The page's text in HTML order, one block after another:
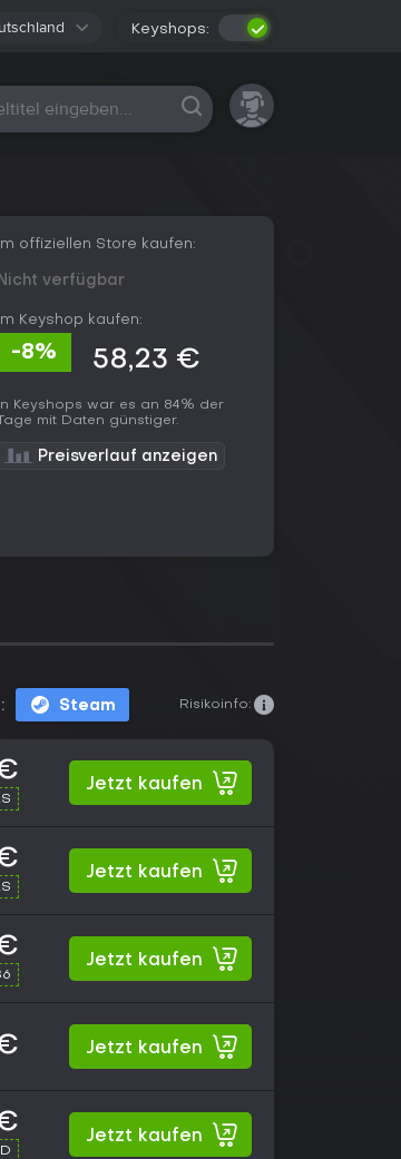
Keyshops:
Plattformen
Im offiziellen Store kaufen:
Nicht verfügbar
Im Keyshop kaufen:
-8% 58,23 €
In Keyshops war es an 84% der
mit Daten günstiger.
Preisverlauf anzeigen
Steam Risikoinfo:
Jetzt kaufen
Jetzt kaufen
Jetzt kaufen
Jetzt kaufen
Jetzt kaufen